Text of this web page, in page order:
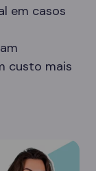
em casos
custo mais